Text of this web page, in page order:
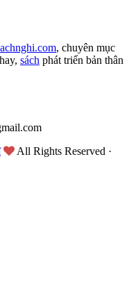
, chuyên mục
sách phát triển bản thân
All Rights Reserved ·